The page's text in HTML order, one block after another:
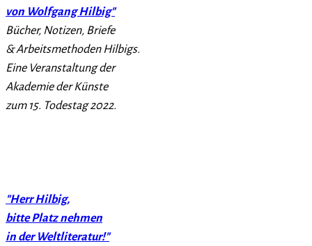
von Wolfgang Hilbig"
Bücher, Notizen, Briefe
& Arbeitsmethoden Hilbigs.
Eine Veranstaltung der
Akademie der Künste
zum 15. Todestag 2022.
"Herr Hilbig,
bitte Platz nehmen
in der Weltliteratur!"